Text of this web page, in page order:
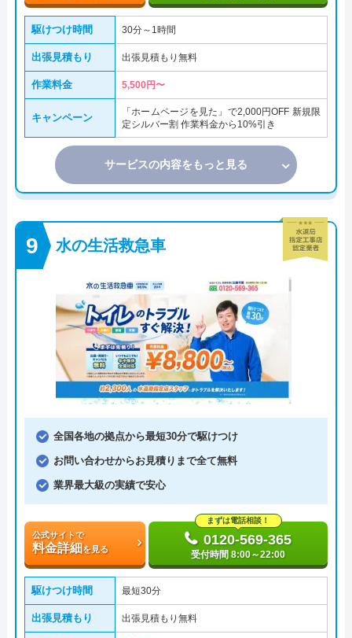
駆けつけ時間 30分～1時間
出張見積もり 出張見積もり無料
作業料金 5,500円〜
キャンペーン
「ホームページを見た」で2,000円OFF 新規限
定シルバー割 作業料金から10%引き
サービスの内容をもっと見る
水の生活救急車
全国各地の拠点から最短30分で駆けつけ
お問い合わせからお見積りまで全て無料
業界最大級の実績で安心
公式サイトで
料金詳細 を見る
まずは電話相談！
0120-569-365
受付時間 8:00～22:00
駆けつけ時間 最短30分
出張見積もり 出張見積もり無料